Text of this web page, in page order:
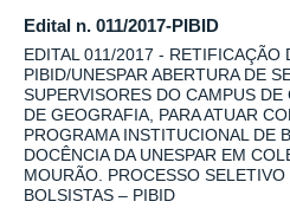
Edital n. 011/2017-PIBID
EDITAL 011/2017 - RETIFICAÇÃO
PIBID/UNESPAR ABERTURA DE
SUPERVISORES DO CAMPUS
DE GEOGRAFIA, PARA ATUAR
PROGRAMA INSTITUCIONAL DE
DOCÊNCIA DA UNESPAR EM
MOURÃO. PROCESSO SELETIVO
BOLSISTAS – PIBID